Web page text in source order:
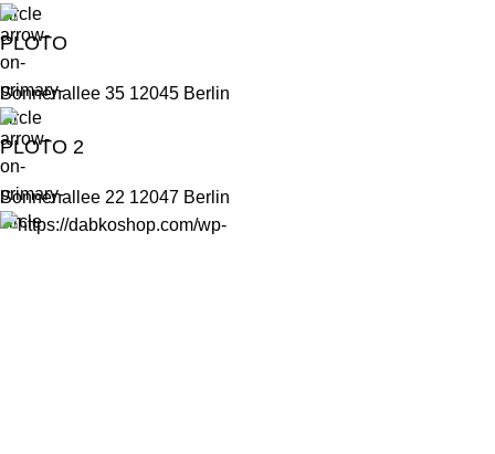
PLOTO
Sonnenallee 35 12045 Berlin
PLOTO 2
Sonnenallee 22 12047 Berlin